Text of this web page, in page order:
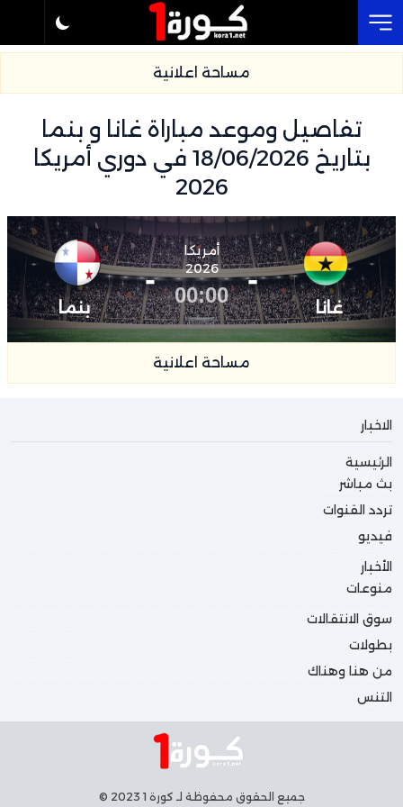
مساحة اعلانية
تفاصيل وموعد مباراة غانا و بنما
بتاريخ 18/06/2026 في دوري أمريكا
2026
غانا
-
أمريكا
2026
00:00
-
بنما
مساحة اعلانية
الاخبار
الرئيسية
بث مباشر
تردد القنوات
فيديو
الأخبار
منوعات
سوق الانتقالات
بطولات
من هنا وهناك
التنس
جميع الحقوق محفوظة لـ كورة 1 2023 ©